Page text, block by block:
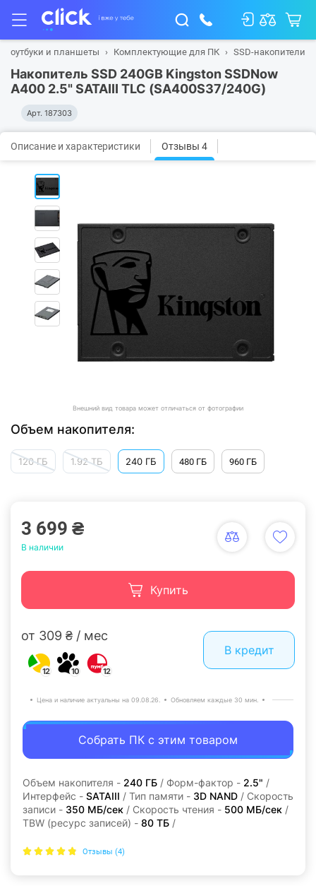
ноутбуки и планшеты Комплектующие для ПК SSD-накопители
Накопитель SSD 240GB Kingston SSDNow
A400 2.5" SATAIII TLC (SA400S37/240G)
Арт. 187303
Описание и характеристики Отзывы 4
Внешний вид товара может отличаться от фотографии
Объем накопителя:
120 ГБ 1.92 TБ 240 ГБ 480 ГБ 960 ГБ
3 699 ₴
В наличии
Купить
от 309 ₴ / мес
12 10 12
В кредит
Цена и наличие актуальны на 09.08.26. Обновляем каждые 30 мин.
Собрать ПК с этим товаром
Объем накопителя - 240 ГБ / Форм-фактор - 2.5" /
Интерфейс - SATAIII / Тип памяти - 3D NAND / Скорость
записи - 350 МБ/сек / Скорость чтения - 500 МБ/сек /
TBW (ресурс записей) - 80 TБ /
Отзывы (4)